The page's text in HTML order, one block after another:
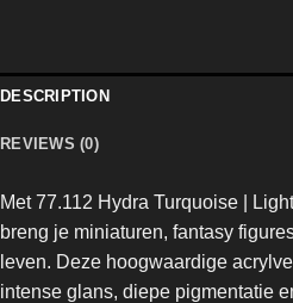
DESCRIPTION
REVIEWS (0)
Met 77.112 Hydra Turquoise | Light
breng je miniaturen, fantasy
leven. Deze hoogwaardige
intense glans, diepe pigmentatie